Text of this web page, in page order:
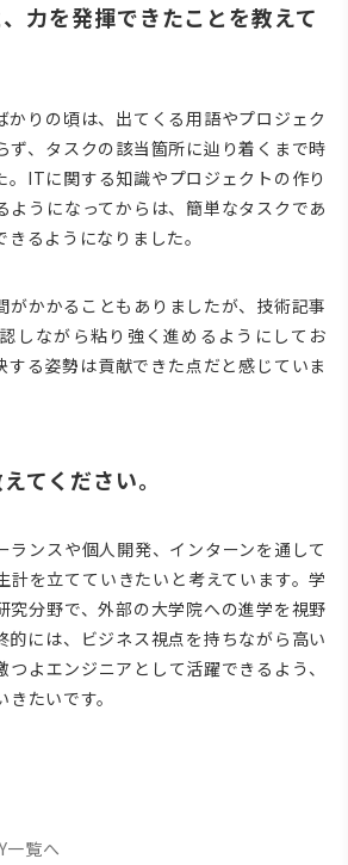
力を発揮できたことを教えて
かりの頃は、出てくる用語やプロジェク
ず、タスクの該当箇所に辿り着くまで時
。ITに関する知識やプロジェクトの作り
ようになってからは、簡単なタスクであ
るようになりました。
がかかることもありましたが、技術記事
しながら粘り強く進めるようにしてお
する姿勢は貢献できた点だと感じていま
てください。
ランスや個人開発、インターンを通して
計を立てていきたいと考えています。学
究分野で、外部の大学院への進学を視野
的には、ビジネス視点を持ちながら高い
よエンジニアとして活躍できるよう、
たいです。
一覧へ